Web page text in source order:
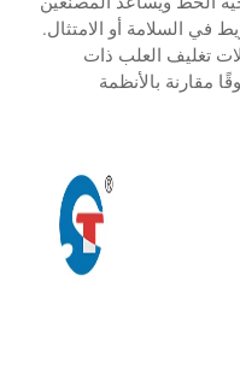
في السلامة أو الامتثال.
تغليف العلب ذات
مقارنة بالأنظمة